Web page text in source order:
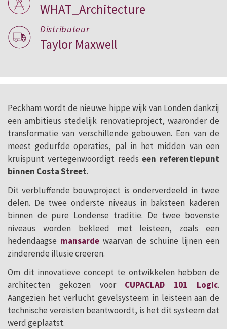
WHAT_Architecture
Distributeur
Taylor Maxwell
Peckham wordt de nieuwe hippe wijk van Londen dankzij
een ambitieus stedelijk renovatieproject, waaronder de
transformatie van verschillende gebouwen. Een van de
meest gedurfde operaties, pal in het midden van een
kruispunt vertegenwoordigt reedseen referentiepunt
binnen Costa Street.
Dit verbluffende bouwproject is onderverdeeld in twee
delen. De twee onderste niveaus in baksteen kaderen
binnen de pure Londense traditie. De twee bovenste
niveaus worden bekleed met leisteen, zoals een
hedendaagse mansarde waarvan de schuine lijnen een
zinderende illusie creëren.
Om dit innovatieve concept te ontwikkelen hebben de
architecten gekozen voor CUPACLAD 101 Logic.
Aangezien het verlucht gevelsysteem in leisteen aan de
technische vereisten beantwoordt, is het dit systeem dat
werd geplaatst.